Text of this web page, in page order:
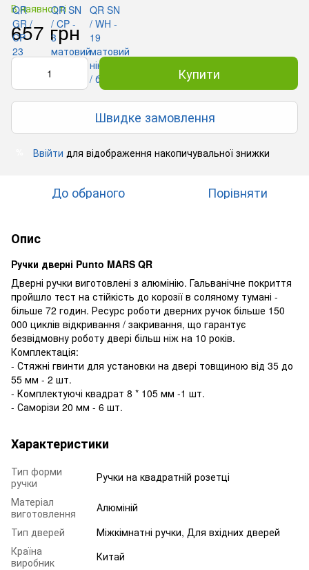
В наявності
657 грн
Купити
Швидке замовлення
Ввійти для відображення накопичувальної знижки
До обраного Порівняти
Опис
Ручки дверні Punto MARS QR
Дверні ручки виготовлені з алюмінію. Гальванічне покриття
пройшло тест на стійкість до корозії в соляному тумані -
більше 72 годин. Ресурс роботи дверних ручок більше 150
000 циклів відкривання / закривання, що гарантує
безвідмовну роботу двері більш ніж на 10 років.
Комплектація:
- Стяжні гвинти для установки на двері товщиною від 35 до
55 мм - 2 шт.
- Комплектуючі квадрат 8 * 105 мм -1 шт.
- Саморізи 20 мм - 6 шт.
Характеристики
Тип форми
ручки
Ручки на квадратній розетці
Матеріал
виготовлення
Алюміній
Тип дверей
Міжкімнатні ручки, Для вхідних дверей
Країна
виробник
Китай